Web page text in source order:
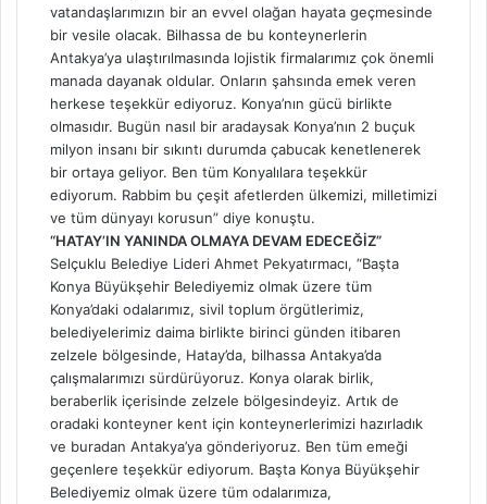
vatandaşlarımızın bir an evvel olağan hayata geçmesinde
bir vesile olacak. Bilhassa de bu konteynerlerin
Antakya’ya ulaştırılmasında lojistik firmalarımız çok önemli
manada dayanak oldular. Onların şahsında emek veren
herkese teşekkür ediyoruz. Konya’nın gücü birlikte
olmasıdır. Bugün nasıl bir aradaysak Konya’nın 2 buçuk
milyon insanı bir sıkıntı durumda çabucak kenetlenerek
bir ortaya geliyor. Ben tüm Konyalılara teşekkür
ediyorum. Rabbim bu çeşit afetlerden ülkemizi, milletimizi
ve tüm dünyayı korusun” diye konuştu.
“HATAY’IN YANINDA OLMAYA DEVAM EDECEĞİZ”
Selçuklu Belediye Lideri Ahmet Pekyatırmacı, “Başta
Konya Büyükşehir Belediyemiz olmak üzere tüm
Konya’daki odalarımız, sivil toplum örgütlerimiz,
belediyelerimiz daima birlikte birinci günden itibaren
zelzele bölgesinde, Hatay’da, bilhassa Antakya’da
çalışmalarımızı sürdürüyoruz. Konya olarak birlik,
beraberlik içerisinde zelzele bölgesindeyiz. Artık de
oradaki konteyner kent için konteynerlerimizi hazırladık
ve buradan Antakya’ya gönderiyoruz. Ben tüm emeği
geçenlere teşekkür ediyorum. Başta Konya Büyükşehir
Belediyemiz olmak üzere tüm odalarımıza,